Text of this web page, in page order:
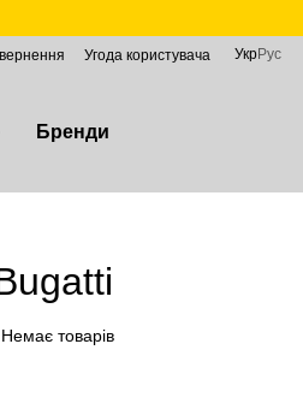
Угода користувача УкрРус
Бренди
Немає товарів